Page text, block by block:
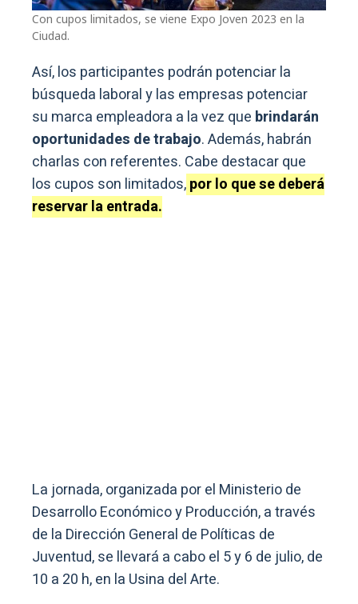
Con cupos limitados, se viene Expo Joven 2023 en la
Ciudad.
Así, los participantes podrán potenciar la
búsqueda laboral y las empresas potenciar
su marca empleadora a la vez que brindarán
oportunidades de trabajo. Además, habrán
charlas con referentes. Cabe destacar que
los cupos son limitados,por lo que se deberá
reservar la entrada.
La jornada, organizada por el Ministerio de
Desarrollo Económico y Producción, a través
de la Dirección General de Políticas de
Juventud, se llevará a cabo el 5 y 6 de julio, de
10 a 20 h, en la Usina del Arte.